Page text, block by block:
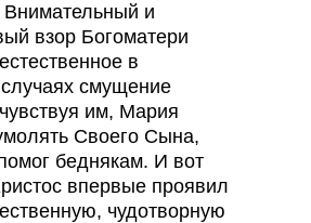
и
взор Богоматери
в
смущение
им, Мария
Своего Сына,
беднякам. И вот
впервые проявил
чудотворную